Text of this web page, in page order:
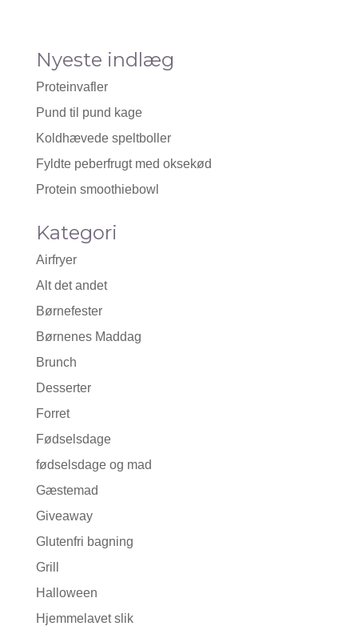
Nyeste indlæg
Proteinvafler
Pund til pund kage
Koldhævede speltboller
Fyldte peberfrugt med oksekød
Protein smoothiebowl
Kategori
Airfryer
Alt det andet
Børnefester
Børnenes Maddag
Brunch
Desserter
Forret
Fødselsdage
fødselsdage og mad
Gæstemad
Giveaway
Glutenfri bagning
Grill
Halloween
Hjemmelavet slik